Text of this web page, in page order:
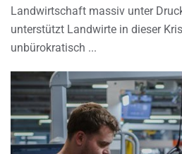
Landwirtschaft massiv unter
unterstützt Landwirte in dieser
unbürokratisch